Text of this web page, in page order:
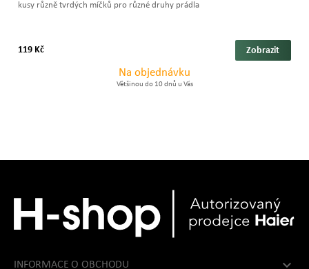
kusy různě tvrdých míčků pro různé druhy prádla
119 Kč Zobrazit
Na objednávku
Většinou do 10 dnů u Vás
INFORMACE O OBCHODU